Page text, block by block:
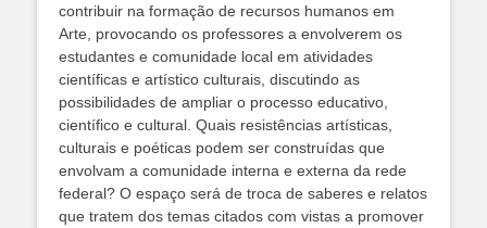
contribuir na formação de recursos humanos em
Arte, provocando os professores a envolverem os
estudantes e comunidade local em atividades
científicas e artístico culturais, discutindo as
possibilidades de ampliar o processo educativo,
científico e cultural. Quais resistências artísticas,
culturais e poéticas podem ser construídas que
envolvam a comunidade interna e externa da rede
federal? O espaço será de troca de saberes e relatos
que tratem dos temas citados com vistas a promover